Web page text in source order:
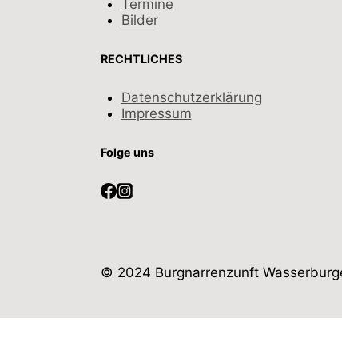
Termine
Bilder
RECHTLICHES
Datenschutzerklärung
Impressum
Folge uns
© 2024 Burgnarrenzunft